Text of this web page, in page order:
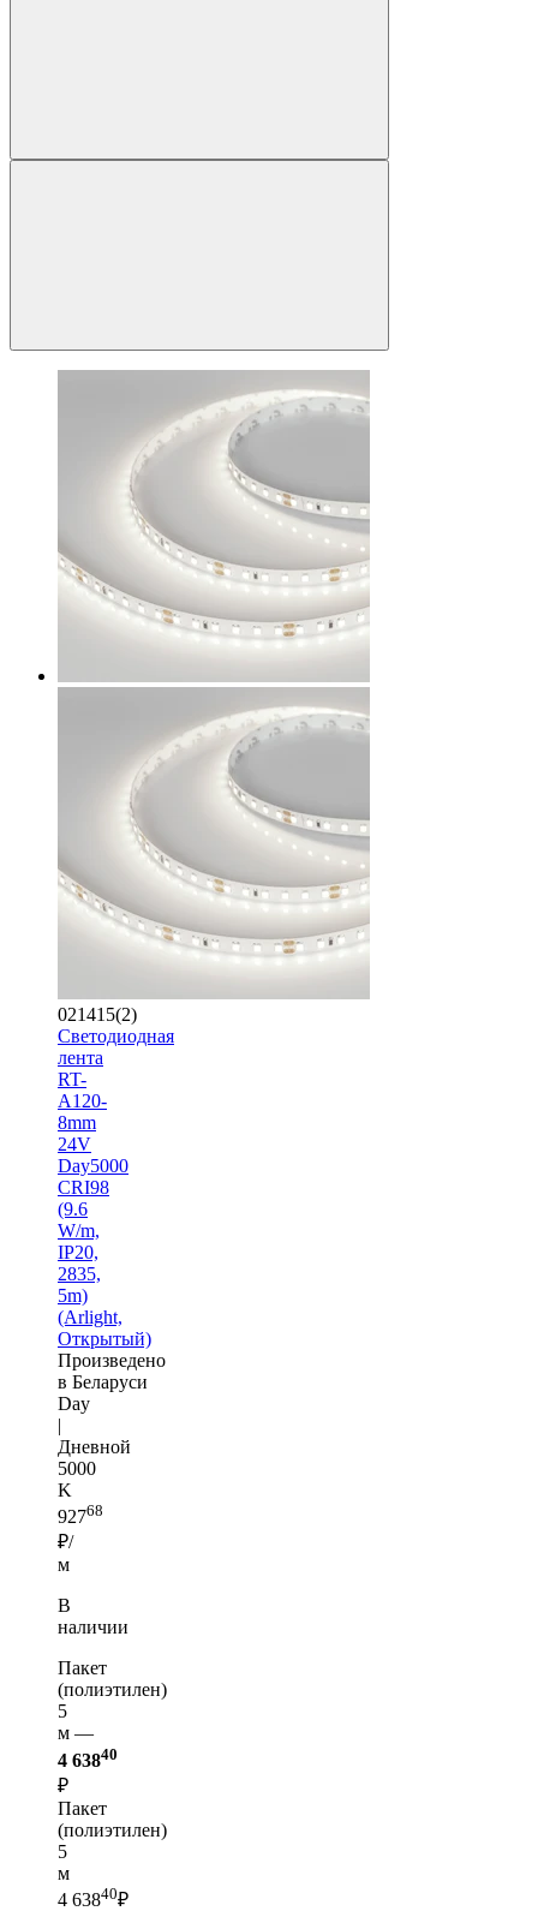
021415(2)
Светодиодная
лента
RT-
A120-
8mm
24V
Day5000
CRI98
(9.6
W/m,
IP20,
2835,
5m)
(Arlight,
Открытый)
Произведено
в Беларуси
Day
|
Дневной
5000
K
92768
₽/
м
В
наличии
Пакет
(полиэтилен)
5
м —
4 63840
₽
Пакет
(полиэтилен)
5
м
4 63840₽